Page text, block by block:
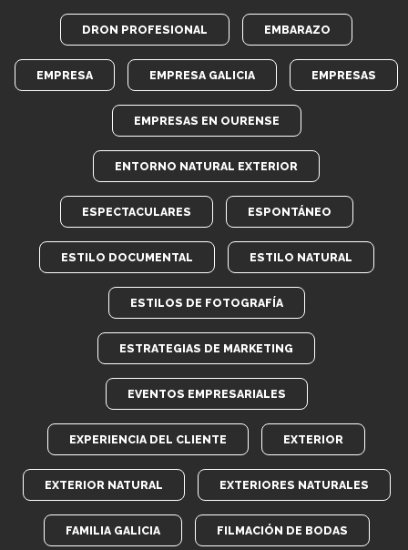
DRON PROFESIONAL EMBARAZO
EMPRESA EMPRESA GALICIA EMPRESAS
EMPRESAS EN OURENSE
ENTORNO NATURAL EXTERIOR
ESPECTACULARES ESPONTÁNEO
ESTILO DOCUMENTAL ESTILO NATURAL
ESTILOS DE FOTOGRAFÍA
ESTRATEGIAS DE MARKETING
EVENTOS EMPRESARIALES
EXPERIENCIA DEL CLIENTE EXTERIOR
EXTERIOR NATURAL EXTERIORES NATURALES
FAMILIA GALICIA FILMACIÓN DE BODAS